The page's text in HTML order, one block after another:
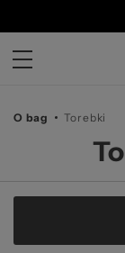
O bag Torebki